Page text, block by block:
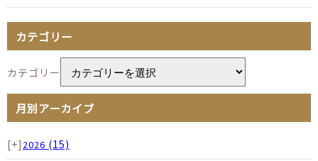
カテゴリー
カテゴリー
月別アーカイブ
[+] 2026 (15)